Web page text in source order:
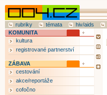
rubriky témata hiv/aids
KOMUNITA
kultura
registrované partnerství
ZÁBAVA
cestování
akce/reportáže
cofočno